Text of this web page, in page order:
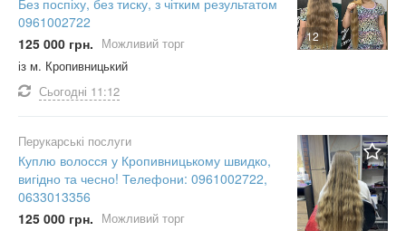
12
Без поспіху, без тиску, з чітким результатом
0961002722
125 000 грн. Можливий торг
із м. Кропивницький
Сьогодні 11:12
Перукарські послуги
Куплю волосся у Кропивницькому швидко,
вигідно та чесно! Телефони: 0961002722,
0633013356
125 000 грн. Можливий торг